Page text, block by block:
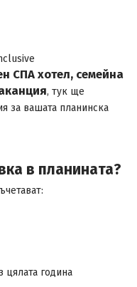
СПА хотел, семейна
, тук ще
за вашата планинска
в планината?
цялата година